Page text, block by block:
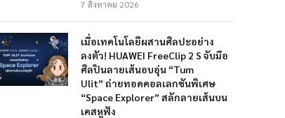
7 สิงหาคม 2026
เมื่อเทคโนโลยีผสานศิลปะอย่าง
ลงตัว! HUAWEI FreeClip 2 S จับมือ
ศิลปินลายเส้นอบอุ่น “Tum
Ulit” ถ่ายทอดคอลเลกชันพิเศษ
“Space Explorer” สลักลายเส้นบน
เคสหูฟัง